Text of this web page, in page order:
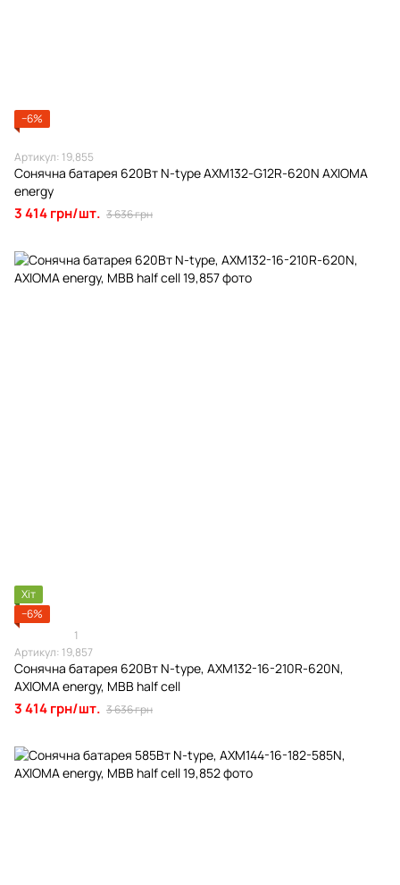
−6%
Артикул: 19,855
Сонячна батарея 620Вт N-type AXM132-G12R-620N AXIOMA
energy
3 414 грн/шт. 3 636 грн
Хіт
−6%
1
Артикул: 19,857
Сонячна батарея 620Вт N-type, AXM132-16-210R-620N,
AXIOMA energy, MBB half cell
3 414 грн/шт. 3 636 грн